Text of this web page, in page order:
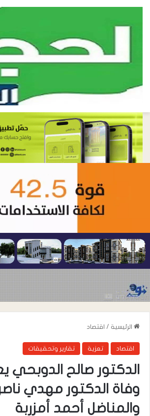
الرئيسية / اقتصاد
اقتصاد تعزية تقارير وتحقيقات
الدكتور صالح
وفاة الدكتور مهدي
والمناضل أحمد أمزربة